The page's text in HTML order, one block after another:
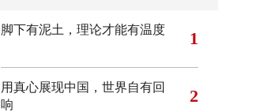
脚下有泥土，理论才能有温度 1
用真心展现中国，世界自有回
响
2